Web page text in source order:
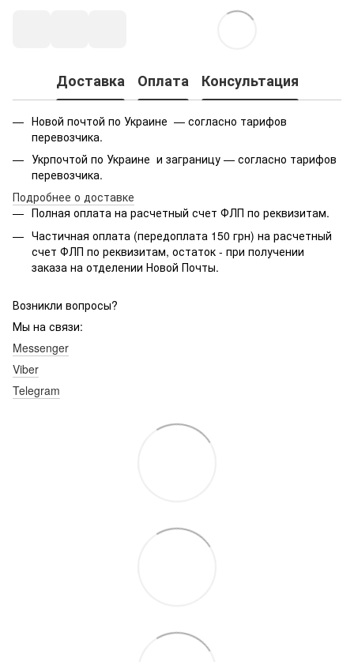
Доставка Оплата Консультация
Новой почтой по Украине — согласно тарифов
перевозчика.
Укрпочтой по Украине и заграницу — согласно тарифов
перевозчика.
Подробнее о доставке
Полная оплата на расчетный счет ФЛП по реквизитам.
Частичная оплата (передоплата 150 грн) на расчетный
счет ФЛП по реквизитам, остаток - при получении
заказа на отделении Новой Почты.
Возникли вопросы?
Мы на связи:
Messenger
Viber
Telegram